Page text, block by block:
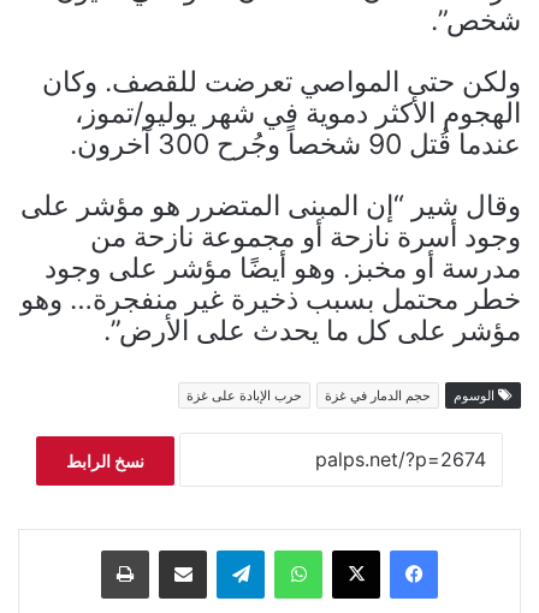
شخص”.
ولكن حتى المواصي تعرضت للقصف. وكان
الهجوم الأكثر دموية في شهر يوليو/تموز،
عندما قُتل 90 شخصاً وجُرح 300 آخرون.
وقال شير “إن المبنى المتضرر هو مؤشر على
وجود أسرة نازحة أو مجموعة نازحة من
مدرسة أو مخبز. وهو أيضًا مؤشر على وجود
خطر محتمل بسبب ذخيرة غير منفجرة… وهو
مؤشر على كل ما يحدث على الأرض”.
الوسوم حجم الدمار في غزة حرب الإبادة على غزة
نسخ الرابط
فيسبوك ‫X واتساب تيلقرام مشاركة عبر البريد طباعة